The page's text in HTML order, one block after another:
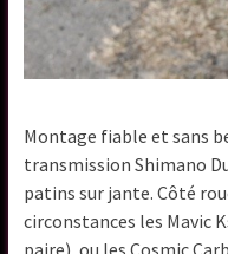
Montage fiable et sans
transmission Shimano
patins sur jante. Côté
circonstances les Mavic
paire), ou les Cosmic